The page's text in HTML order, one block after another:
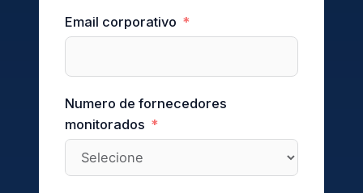
Email corporativo
Numero de fornecedores
monitorados